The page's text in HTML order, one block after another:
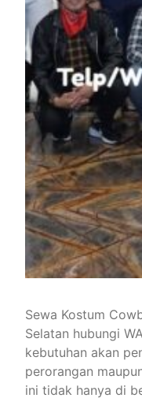
Sewa Kostum
Selatan hubungi
kebutuhan akan
perorangan
ini tidak hanya di